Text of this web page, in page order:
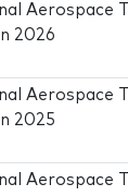
Aerospace
2026
Aerospace
2025
Aerospace